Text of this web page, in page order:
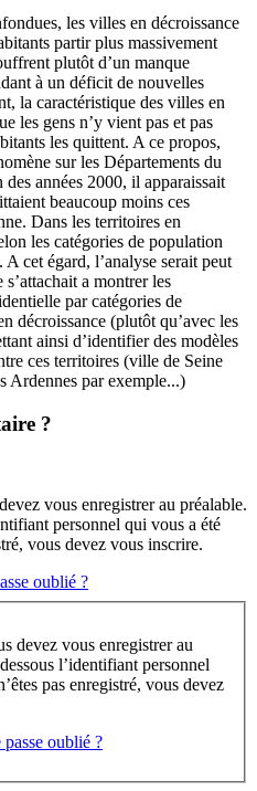
les villes en décroissance
partir plus massivement
plutôt d’un manque
à un déficit de nouvelles
la caractéristique des villes en
les gens n’y vient pas et pas
les quittent. A ce propos,
sur les Départements du
années 2000, il apparaissait
beaucoup moins ces
Dans les territoires en
les catégories de population
cet égard, l’analyse serait peut
a montrer les
par catégories de
décroissance (plutôt qu’avec les
ainsi d’identifier des modèles
ces territoires (ville de Seine
Ardennes par exemple...)
?
vous enregistrer au préalable.
personnel qui vous a été
vous devez vous inscrire.
oublié ?
passe oublié ?